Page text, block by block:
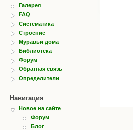
Галерея
FAQ
Систематика
Строение
Муравьи дома
Библиотека
Форум
Обратная связь
Определители
Навигация
Новое на сайте
Форум
Блог